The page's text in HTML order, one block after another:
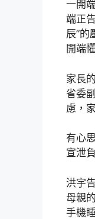
一開
端正
辰”的
開端
家長
省委
慮，
有心
宣泄
洪宇
母親
手機